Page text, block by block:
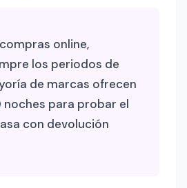
online,
los periodos de
de marcas ofrecen
noches para probar el
con devolución